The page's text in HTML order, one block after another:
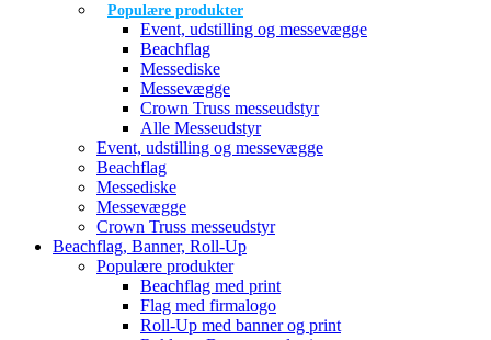
Populære produkter
Event, udstilling og messevægge
Beachflag
Messediske
Messevægge
Crown Truss messeudstyr
Alle Messeudstyr
Event, udstilling og messevægge
Beachflag
Messediske
Messevægge
Crown Truss messeudstyr
Beachflag, Banner, Roll-Up
Populære produkter
Beachflag med print
Flag med firmalogo
Roll-Up med banner og print